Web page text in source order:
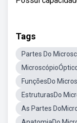
Tags
Partes Do
FunçõesDo
EstruturasDo
As Partes